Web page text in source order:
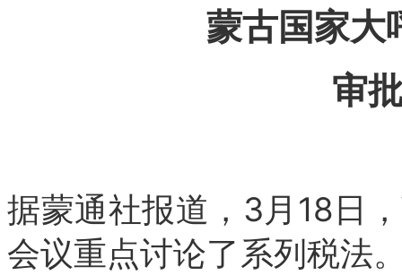
蒙古国家大
审
据蒙通社报道，3月18日
会议重点讨论了系列税法